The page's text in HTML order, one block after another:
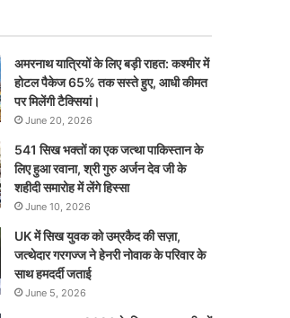
अमरनाथ यात्रियों के लिए बड़ी राहत: कश्मीर में
होटल पैकेज 65% तक सस्ते हुए, आधी कीमत
पर मिलेंगी टैक्सियां।
June 20, 2026
541 सिख भक्तों का एक जत्था पाकिस्तान के
लिए हुआ रवाना, श्री गुरु अर्जन देव जी के
शहीदी समारोह में लेंगे हिस्सा
June 10, 2026
UK में सिख युवक को उम्रकैद की सज़ा,
जत्थेदार गरगज्ज ने हेनरी नोवाक के परिवार के
साथ हमदर्दी जताई
June 5, 2026